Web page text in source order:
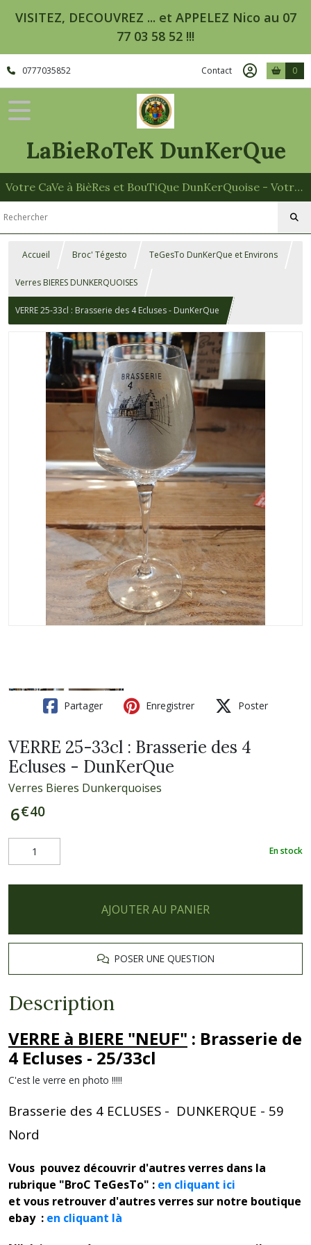
VISITEZ, DECOUVREZ ... et APPELEZ Nico au 07
77 03 58 52 !!!
0777035852 Contact 0
LaBieRoTeK DunKerQue
Votre CaVe à BièRes et BouTiQue DunKerQuoise - Votre Spécialiste des Paniers Garnis
Accueil Broc' Tégesto TeGesTo DunKerQue et Environs
Verres BIERES DUNKERQUOISES
VERRE 25-33cl : Brasserie des 4 Ecluses - DunKerQue
Partager Enregistrer Poster
VERRE 25-33cl : Brasserie des 4
Ecluses - DunKerQue
Verres Bieres Dunkerquoises
6€40
En stock
AJOUTER AU PANIER
POSER UNE QUESTION
Description
VERRE à BIERE "NEUF" : Brasserie de
4 Ecluses - 25/33cl
C'est le verre en photo !!!!!
Brasserie des 4 ECLUSES - DUNKERQUE - 59
Nord
Vous pouvez découvrir d'autres verres dans la
rubrique "BroC TeGesTo" : en cliquant ici
et vous retrouver d'autres verres sur notre boutique
ebay : en cliquant là